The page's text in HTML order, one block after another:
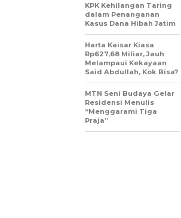
KPK Kehilangan Taring
dalam Penanganan
Kasus Dana Hibah Jatim
Harta Kaisar Kiasa
Rp627,68 Miliar, Jauh
Melampaui Kekayaan
Said Abdullah, Kok Bisa?
MTN Seni Budaya Gelar
Residensi Menulis
“Menggarami Tiga
Praja”